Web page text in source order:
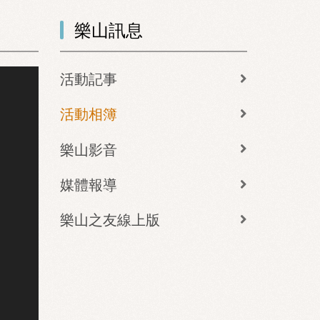
樂山訊息
活動記事
活動相簿
樂山影音
媒體報導
樂山之友線上版